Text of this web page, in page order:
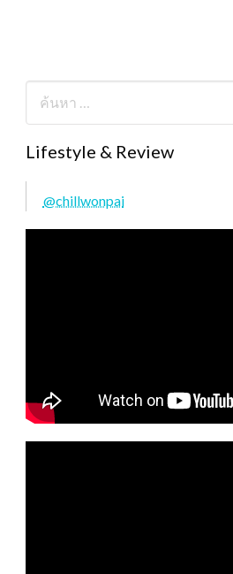
Lifestyle & Review
@chillwonpai